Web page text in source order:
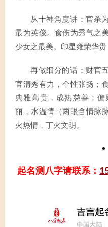
从十神角度讲：官杀
最为英俊。食伤为秀气之
少女之最美。印星雍荣华
再做细分的话：财官
官清秀有力，个性张扬；
典雅高贵，成熟慈善；
丽，水温情（两眼含情脉
火热情，丁火文明。
起名测八字请联系：